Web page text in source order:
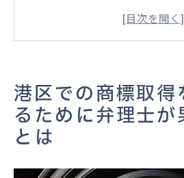
商標取得のプロセスに
的なサポート
競争激しい港区で弁理士
商標権取得の際に弁理
港区での商標取得
るために弁理士が
とは